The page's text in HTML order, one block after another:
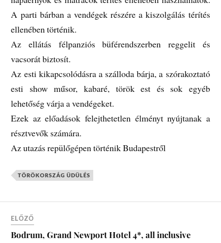
A parti bárban a vendégek részére a kiszolgálás térítés
ellenében történik.
Az ellátás félpanziós büférendszerben reggelit és
vacsorát biztosít.
Az esti kikapcsolódásra a szálloda bárja, a szórakoztató
esti show műsor, kabaré, török est és sok egyéb
lehetőség várja a vendégeket.
Ezek az előadások felejthetetlen élményt nyújtanak a
résztvevők számára.
Az utazás repülőgépen történik Budapestről
TÖRÖKORSZÁG ÜDÜLÉS
ELŐZŐ
Bodrum, Grand Newport Hotel 4*, all inclusive